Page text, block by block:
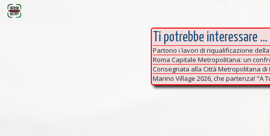
Ti potrebbe interessare ...
Partono i lavori di riqualificazione
Roma Capitale Metropolitana: un
Consegnata alla Città Metropolitana di
Marino Village 2026, che partenza! "A